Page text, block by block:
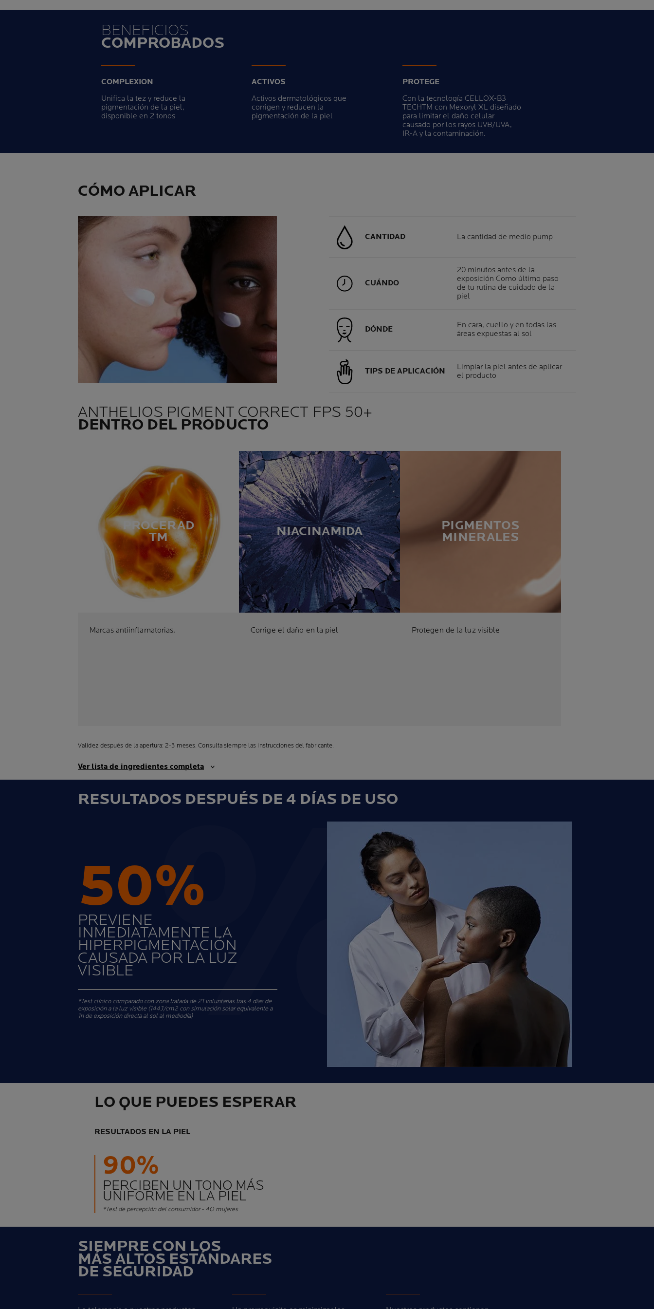
BENEFICIOS
COMPROBADOS
COMPLEXION
Unifica la tez y reduce la
pigmentación de la piel,
disponible en 2 tonos
ACTIVOS
Activos dermatológicos que
corrigen y reducen la
pigmentación de la piel
PROTEGE
Con la tecnología CELLOX-B3
TECHTM con Mexoryl XL diseñado
para limitar el daño celular
causado por los rayos UVB/UVA,
IR-A y la contaminación.
CÓMO APLICAR
CANTIDAD La cantidad de medio pump
CUÁNDO
20 minutos antes de la
exposición Como último paso
de tu rutina de cuidado de la
piel
DÓNDE
En cara, cuello y en todas las
áreas expuestas al sol
TIPS DE APLICACIÓN
Limpiar la piel antes de aplicar
el producto
ANTHELIOS PIGMENT CORRECT FPS 50+
DENTRO DEL PRODUCTO
PROCERAD
TM
Marcas antiinflamatorias.
NIACINAMIDA
Corrige el daño en la piel
PIGMENTOS
MINERALES
Protegen de la luz visible
Validez después de la apertura: 2-3 meses. Consulta siempre las instrucciones del fabricante.
Ver lista de ingredientes completa
RESULTADOS DESPUÉS DE 4 DÍAS DE USO
50%
PREVIENE
INMEDIATAMENTE LA
HIPERPIGMENTACIÓN
CAUSADA POR LA LUZ
VISIBLE
*Test clínico comparado con zona tratada de 21 voluntarias tras 4 días de
exposición a la luz visible (144J/cm2 con simulación solar equivalente a
1h de exposición directa al sol al mediodía)
LO QUE PUEDES ESPERAR
RESULTADOS EN LA PIEL
90%
PERCIBEN UN TONO MÁS
UNIFORME EN LA PIEL
*Test de percepción del consumidor - 4O mujeres
SIEMPRE CON LOS
MÁS ALTOS ESTÁNDARES
DE SEGURIDAD